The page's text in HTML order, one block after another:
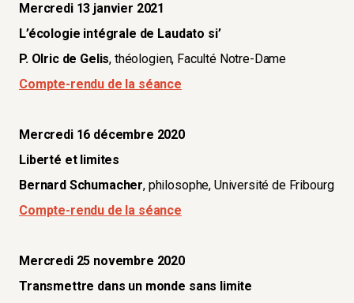
Mercredi 13 janvier 2021
L’écologie intégrale de Laudato si’
P. Olric de Gelis, théologien, Faculté Notre-Dame
​​​​​​​Compte-rendu de la séance
Mercredi 16 décembre 2020
Liberté et limites
Bernard Schumacher, philosophe, Université de Fribourg
​​​​​​​Compte-rendu de la séance
Mercredi 25 novembre 2020
Transmettre dans un monde sans limite